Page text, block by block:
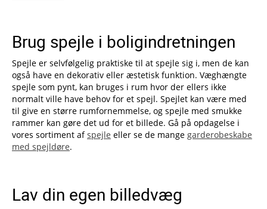
Brug spejle i boligindretningen
Spejle er selvfølgelig praktiske til at spejle sig i, men de kan
også have en dekorativ eller æstetisk funktion. Væghængte
spejle som pynt, kan bruges i rum hvor der ellers ikke
normalt ville have behov for et spejl. Spejlet kan være med
til give en større rumfornemmelse, og spejle med smukke
rammer kan gøre det ud for et billede. Gå på opdagelse i
vores sortiment afspejle eller se de mange garderobeskabe
med spejldøre.
Lav din egen billedvæg